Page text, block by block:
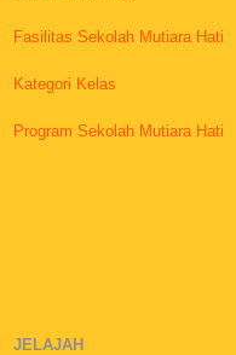
Fasilitas Sekolah Mutiara Hati
Kategori Kelas
Program Sekolah Mutiara Hati
JELAJAH